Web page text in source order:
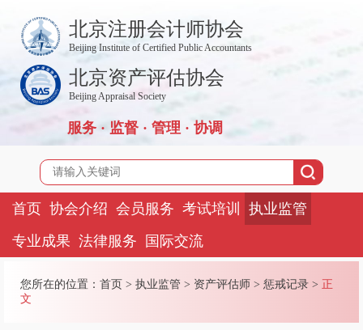
北京注册会计师协会
Beijing Institute of Certified Public Accountants
北京资产评估协会
Beijing Appraisal Society
服务 · 监督 · 管理 · 协调
首页 协会介绍 会员服务 考试培训
执业监管
专业成果 法律服务 国际交流
您所在的位置： 首页 > 执业监管 > 资产评估师 > 惩戒记录 > 正
文